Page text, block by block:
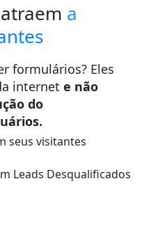
a
formulários? Eles
internete não
do
seus visitantes
Leads Desqualificados